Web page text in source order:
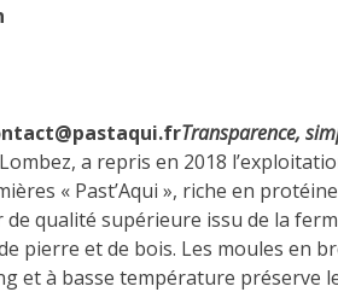
Transparence,
a repris en 2018
« Past’Aqui », riche en
qualité supérieure issu de la
pierre et de bois. Les moules en
et à basse température préserve